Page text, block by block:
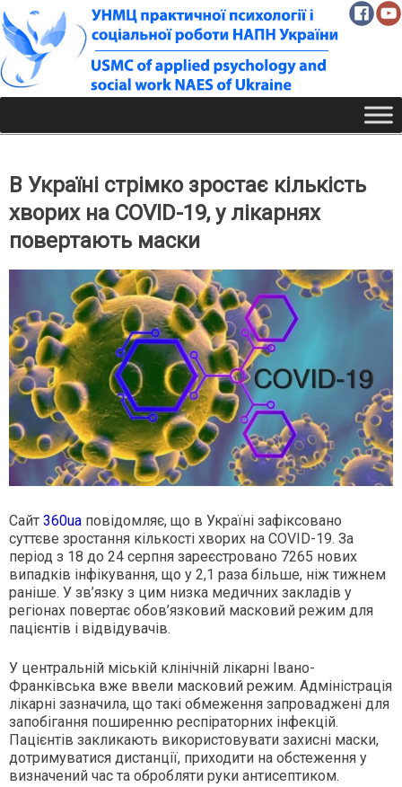
Skip
to
content
В Україні стрімко зростає кількість
хворих на COVID-19, у лікарнях
повертають маски
Сайт 360ua повідомляє, що в Україні зафіксовано
суттєве зростання кількості хворих на COVID-19. За
період з 18 до 24 серпня зареєстровано 7265 нових
випадків інфікування, що у 2,1 раза більше, ніж тижнем
раніше. У зв’язку з цим низка медичних закладів у
регіонах повертає обов’язковий масковий режим для
пацієнтів і відвідувачів.
У центральній міській клінічній лікарні Івано-
Франківська вже ввели масковий режим. Адміністрація
лікарні зазначила, що такі обмеження запроваджені для
запобігання поширенню респіраторних інфекцій.
Пацієнтів закликають використовувати захисні маски,
дотримуватися дистанції, приходити на обстеження у
визначений час та обробляти руки антисептиком.